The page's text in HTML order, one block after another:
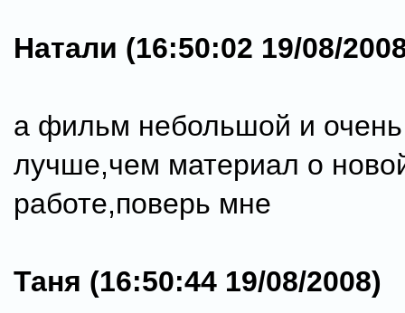
Натали (16:50:02 19/08/
а фильм небольшой и
лучше,чем материал о
работе,поверь мне
Таня (16:50:44 19/08/2008)